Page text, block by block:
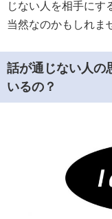
じない人を相手にす
当然なのかもしれま
話が通じない人の
いるの？